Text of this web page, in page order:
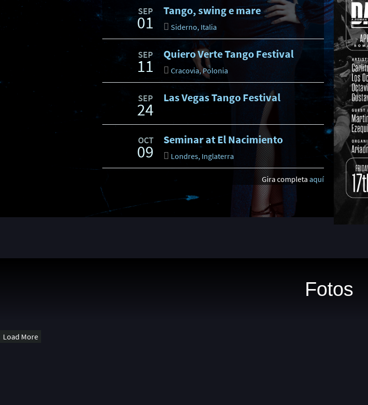
SEP
01
Tango, swing e mare
Siderno, Italia
SEP
11
Quiero Verte Tango Festival
Cracovia, Polonia
SEP
24
Las Vegas Tango Festival
OCT
09
Seminar at El Nacimiento
Londres, Inglaterra
Gira completa aquí
Fotos
Load More